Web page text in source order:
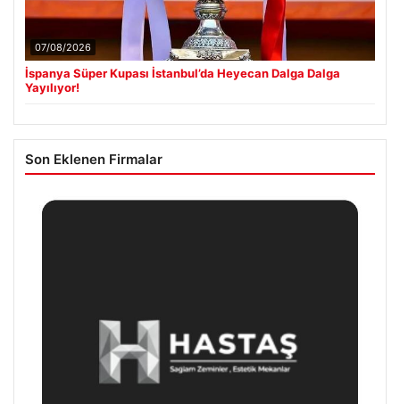
07/08/2026
İspanya Süper Kupası İstanbul’da Heyecan Dalga Dalga
Yayılıyor!
Son Eklenen Firmalar